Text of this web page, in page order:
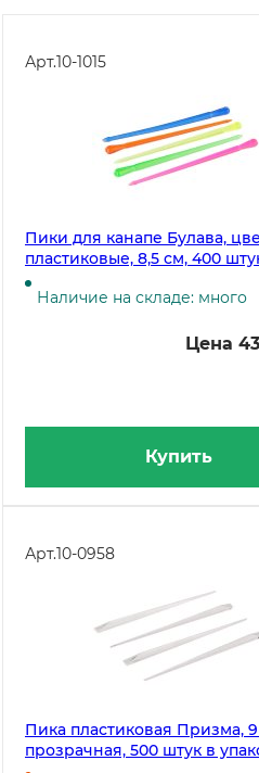
Арт.10-1015
Пики для канапе Булава,
пластиковые, 8,5 см, 400
упаковке
Наличие на складе: много
Цена
Купить
Арт.10-0958
Пика пластиковая Призма,
прозрачная, 500 штук в